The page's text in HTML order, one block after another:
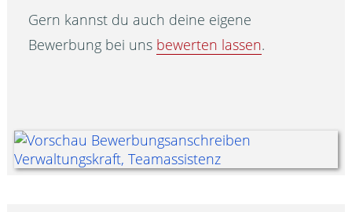
Gern kannst du auch deine eigene
Bewerbung bei uns bewerten lassen.